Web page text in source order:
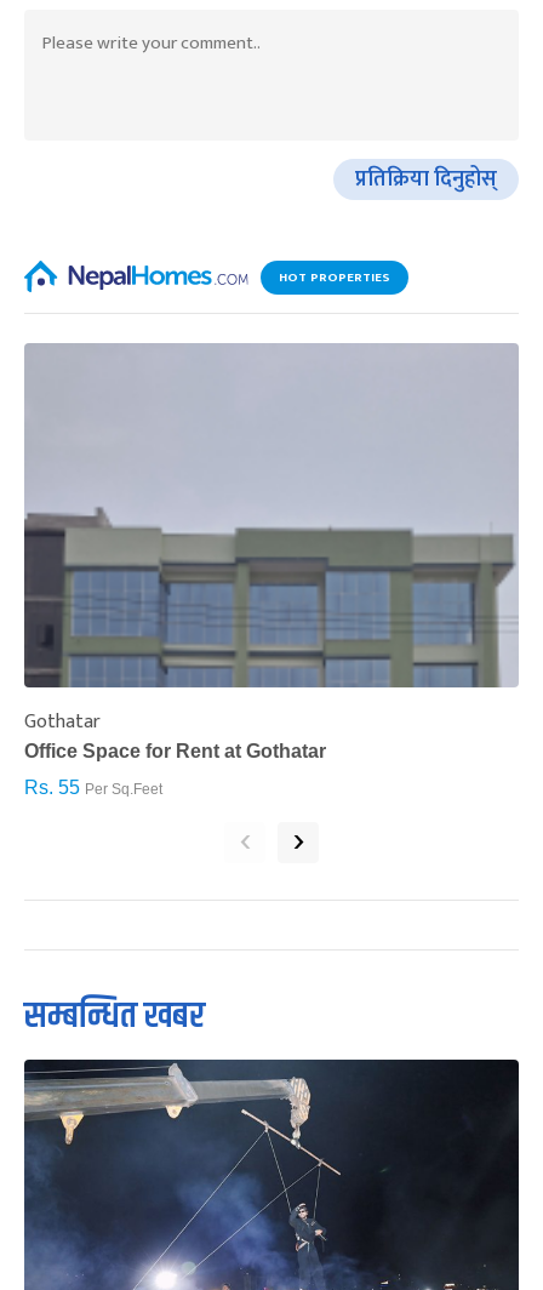
प्रतिक्रिया दिनुहोस्
HOT PROPERTIES
Gothatar
Office Space for Rent at Gothatar
Rs. 55 Per Sq.Feet
‹ ›
सम्बन्धित खबर